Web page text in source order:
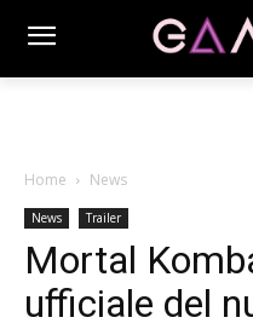
Home News
News Trailer
Mortal
ufficiale del